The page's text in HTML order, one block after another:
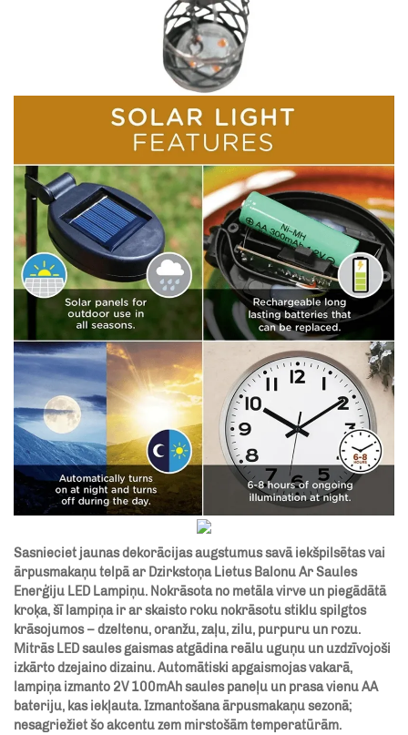
Sasnieciet jaunas dekorācijas augstumus savā iekšpilsētas vai
ārpusmakaņu telpā ar Dzirkstoņa Lietus Balonu Ar Saules
Enerģiju LED Lampiņu. Nokrāsota no metāla virve un piegādātā
kroķa, šī lampiņa ir ar skaisto roku nokrāsotu stiklu spilgtos
krāsojumos – dzeltenu, oranžu, zaļu, zilu, purpuru un rozu.
Mitrās LED saules gaismas atgādina reālu uguņu un uzdzīvojoši
izkārto dzejaino dizainu. Automātiski apgaismojas vakarā,
lampiņa izmanto 2V 100mAh saules paneļu un prasa vienu AA
bateriju, kas iekļauta. Izmantošana ārpusmakaņu sezonā;
nesagriežiet šo akcentu zem mirstošām temperatūrām.